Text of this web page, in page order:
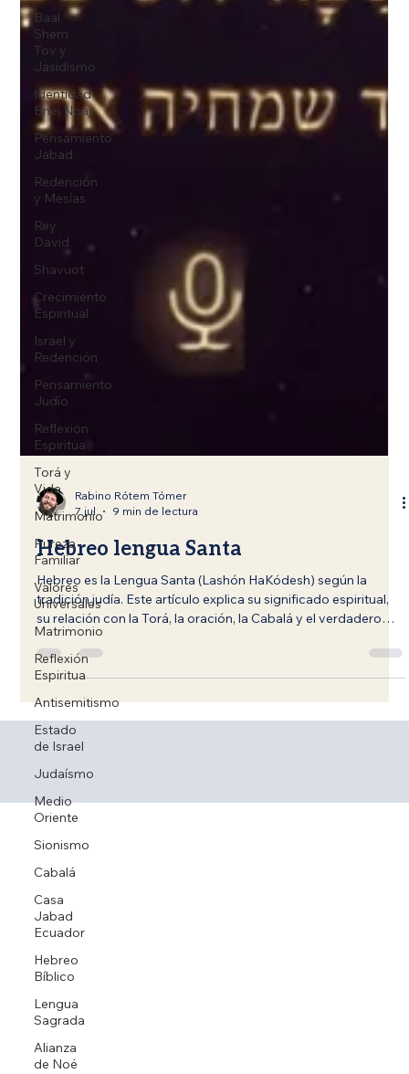
Baal
Shem
Tov y
Jasidismo
Identidad
Bnei Noaj
Pensamiento
Jabad
Redención
y Mesías
Rey
David
Shavuot
Crecimiento
Espiritual
Israel y
Redención
Pensamiento
Judío
Reflexión
Espiritua
Torá y
Vida
Matrimonio
Pureza
Familiar
Valores
Universales
Matrimonio
Reflexión
Espiritua
Antisemitismo
Estado
de Israel
Judaísmo
Medio
Oriente
Sionismo
Cabalá
Casa
Jabad
Ecuador
Hebreo
Bíblico
Lengua
Sagrada
Alianza
de Noé
Rabino Rótem Tómer
9 min de lectura
Hebreo lengua Santa
Hebreo es la Lengua Santa (Lashón HaKódesh) según la
tradición judía. Este artículo explica su significado espiritual,
su relación con la Torá, la oración, la Cabalá y el verdadero
propósito del idioma hebreo dentro del servicio a Dios,
mostrando por qué su santidad no depende de
conocimientos místicos, sino de vivir conforme a la Voluntad
Divina.